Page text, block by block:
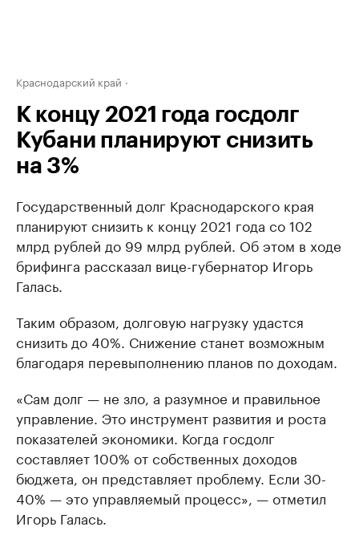
Краснодарский край
К концу 2021 года госдолг
Кубани планируют снизить
на 3%
Государственный долг Краснодарского края
планируют снизить к концу 2021 года со 102
млрд рублей до 99 млрд рублей. Об этом в ходе
брифинга рассказал вице-губернатор Игорь
Галась.
Таким образом, долговую нагрузку удастся
снизить до 40%. Снижение станет возможным
благодаря перевыполнению планов по доходам.
«Сам долг — не зло, а разумное и правильное
управление. Это инструмент развития и роста
показателей экономики. Когда госдолг
составляет 100% от собственных доходов
бюджета, он представляет проблему. Если 30-
40% — это управляемый процесс», — отметил
Игорь Галась.